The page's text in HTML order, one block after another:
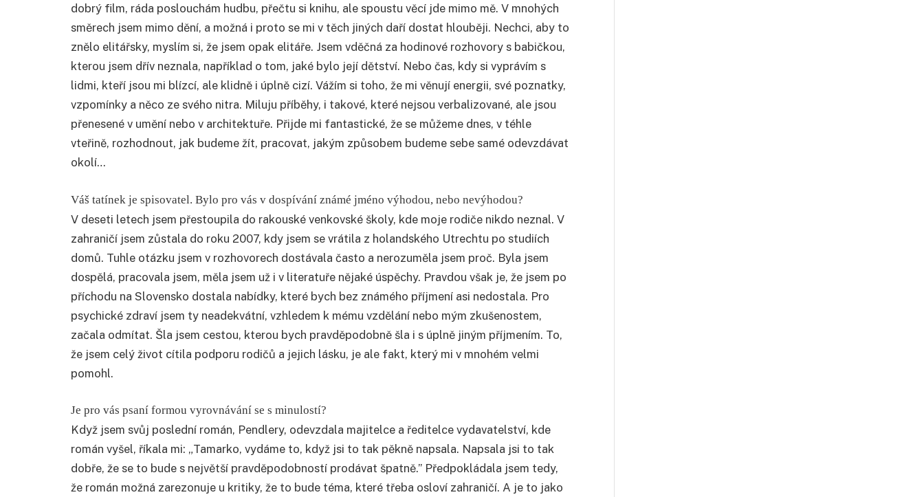
dobrý film, ráda poslouchám hudbu, přečtu si knihu, ale spoustu věcí jde mimo mě. V mnohých
směrech jsem mimo dění, a možná i proto se mi v těch jiných daří dostat hlouběji. Nechci, aby to
znělo elitářsky, myslím si, že jsem opak elitáře. Jsem vděčná za hodinové rozhovory s babičkou,
kterou jsem dřív neznala, například o tom, jaké bylo její dětství. Nebo čas, kdy si vyprávím s
lidmi, kteří jsou mi blízcí, ale klidně i úplně cizí. Vážím si toho, že mi věnují energii, své poznatky,
vzpomínky a něco ze svého nitra. Miluju příběhy, i takové, které nejsou verbalizované, ale jsou
přenesené v umění nebo v architektuře. Přijde mi fantastické, že se můžeme dnes, v téhle
vteřině, rozhodnout, jak budeme žít, pracovat, jakým způsobem budeme sebe samé odevzdávat
okolí…
Váš tatínek je spisovatel. Bylo pro vás v dospívání známé jméno výhodou, nebo nevýhodou?
V deseti letech jsem přestoupila do rakouské venkovské školy, kde moje rodiče nikdo neznal. V
zahraničí jsem zůstala do roku 2007, kdy jsem se vrátila z holandského Utrechtu po studiích
domů. Tuhle otázku jsem v rozhovorech dostávala často a nerozuměla jsem proč. Byla jsem
dospělá, pracovala jsem, měla jsem už i v literatuře nějaké úspěchy. Pravdou však je, že jsem po
příchodu na Slovensko dostala nabídky, které bych bez známého příjmení asi nedostala. Pro
psychické zdraví jsem ty neadekvátní, vzhledem k mému vzdělání nebo mým zkušenostem,
začala odmítat. Šla jsem cestou, kterou bych pravděpodobně šla i s úplně jiným příjmením. To,
že jsem celý život cítila podporu rodičů a jejich lásku, je ale fakt, který mi v mnohém velmi
pomohl.
Je pro vás psaní formou vyrovnávání se s minulostí?
Když jsem svůj poslední román, Pendlery, odevzdala majitelce a ředitelce vydavatelství, kde
román vyšel, říkala mi: „Tamarko, vydáme to, když jsi to tak pěkně napsala. Napsala jsi to tak
dobře, že se to bude s největší pravděpodobností prodávat špatně.” Předpokládala jsem tedy,
že román možná zarezonuje u kritiky, že to bude téma, které třeba osloví zahraničí. A je to jako